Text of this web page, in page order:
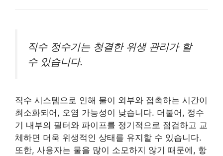
직수 정수기는 청결한 위생 관리가 할
수 있습니다.
직수 시스템으로 인해 물이 외부와 접촉하는 시간이
최소화되어, 오염 가능성이 낮습니다. 더불어, 정수
기 내부의 필터와 파이프를 정기적으로 점검하고 교
체하면 더욱 위생적인 상태를 유지할 수 있습니다.
또한, 사용자는 물을 많이 소모하지 않기 때문에, 항